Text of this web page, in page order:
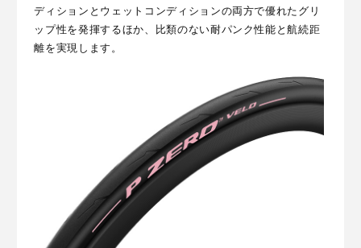
ディションとウェットコンディションの両方で優れたグリ
ップ性を発揮するほか、比類のない耐パンク性能と航続距
離を実現します。